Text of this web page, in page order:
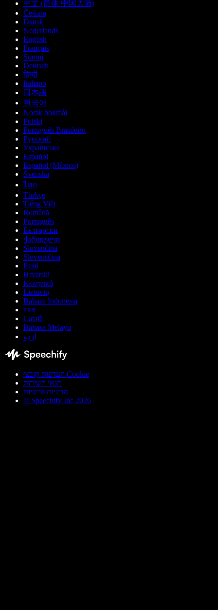
中文 (简体 中国大陆)
Čeština
Dansk
Nederlands
English
Français
Suomi
Deutsch
हिन्दी
Italiano
日本語
한국어
Norsk bokmål
Polski
Português Brasileiro
Русский
Українська
Español
Español (México)
Svenska
ไทย
Türkçe
Tiếng Việt
Română
Português
Български
ქართული
Slovenčina
Slovenščina
Eesti
Hrvatski
Ελληνικά
Lietuvių
Bahasa Indonesia
বাংলা
Català
Bahasa Melayu
اردو
העדפות קובצי Cookie
תנאי השירות
מדיניות פרטיות
© Speechify Inc 2026